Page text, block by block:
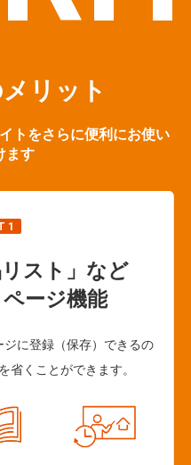
リット
トをさらに便利にお使い
ます
1
リスト」など
ージ機能
に登録（保存）できるの
省くことができます。